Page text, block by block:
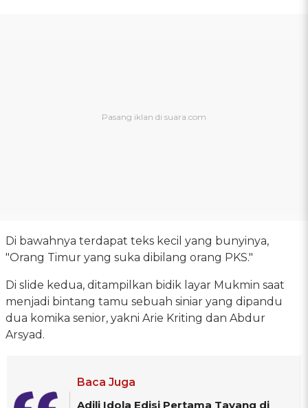
Di bawahnya terdapat teks kecil yang bunyinya,
"Orang Timur yang suka dibilang orang PKS."
Di slide kedua, ditampilkan bidik layar Mukmin saat
menjadi bintang tamu sebuah siniar yang dipandu
dua komika senior, yakni Arie Kriting dan Abdur
Arsyad.
Baca Juga
Adili Idola Edisi Pertama Tayang di